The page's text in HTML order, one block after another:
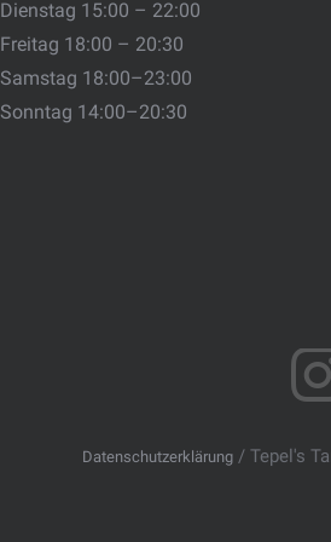
Dienstag 15:00 – 22:00
Freitag 18:00 – 20:30
Samstag 18:00–23:00
Sonntag 14:00–20:30
Datenschutzerklärung/ Tepel's